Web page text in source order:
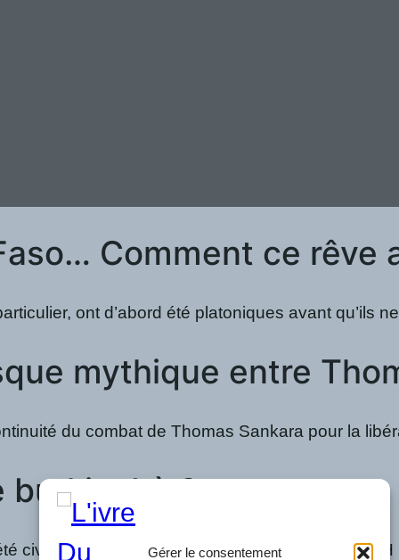
Gérer le consentement
Comment ce
ont d’abord été platoniques avant
mythique entre
du combat de Thomas Sankara pour la
burkinabè ? »
entre autres les associations telles que